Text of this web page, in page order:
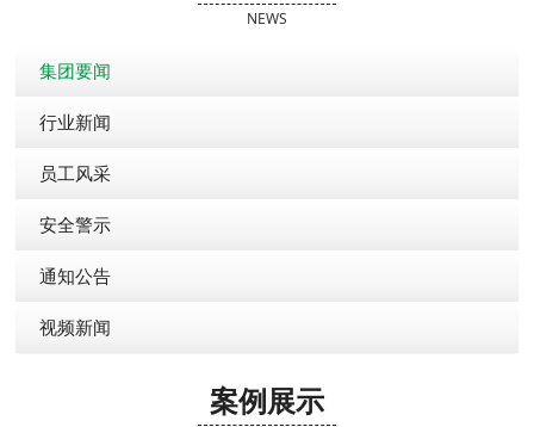
NEWS
集团要闻
行业新闻
员工风采
安全警示
通知公告
视频新闻
案例展示